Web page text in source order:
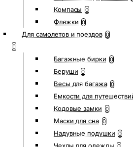
Компасы 0
Фляжки 0
Для самолетов и поездов 0
Багажные бирки 0
Беруши 0
Весы для багажа 0
Емкости для
Кодовые замки 0
Маски для сна 0
Надувные подушки 0